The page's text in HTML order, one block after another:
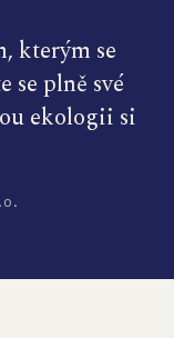
kterým se
plně své
ekologii si